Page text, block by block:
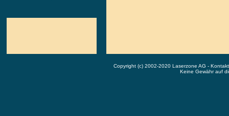
Copyright (c) 2002-2020 Laserzone AG -
Keine Gewähr auf